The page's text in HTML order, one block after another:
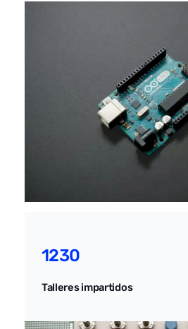
1230
Talleres impartidos